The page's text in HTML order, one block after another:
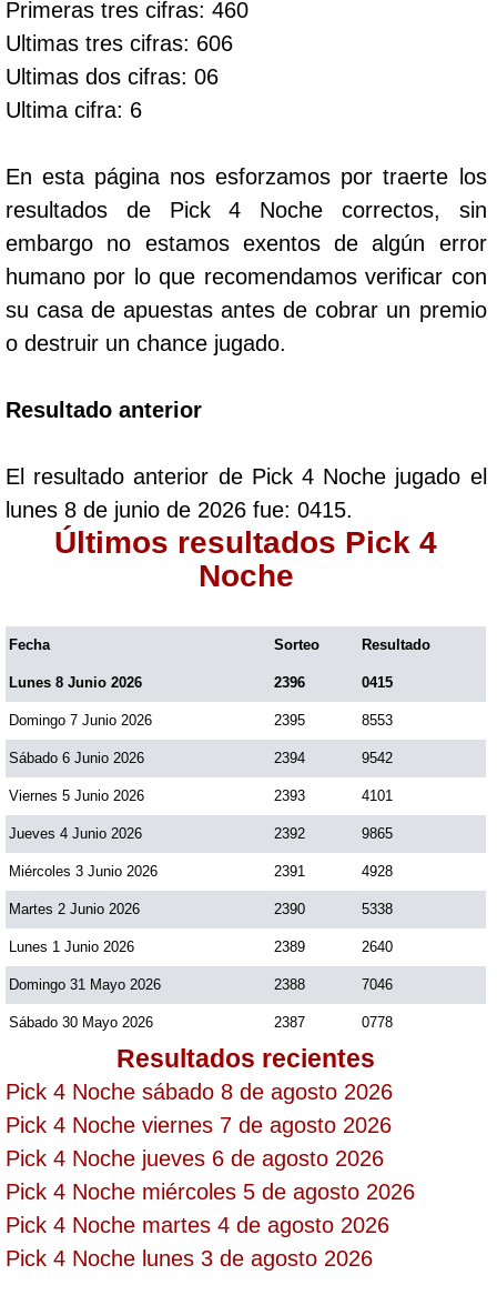
Dorado Mañana
Dorado Tarde
Dorado Noche
Fantástica Día
Fantástica Noche
Paisita Día
Paisita Noche
Pick 3 Día
Pick 3 Noche
Pick 4 Día
Pick 4 Noche
Pijao de Oro
Saman de la suerte
Sinuano Día
Sinuano Noche
Super Chontico Noche
Primeras tres cifras: 460
Ultimas tres cifras: 606
Ultimas dos cifras: 06
Ultima cifra: 6
En esta página nos esforzamos por traerte los
resultados de Pick 4 Noche correctos, sin
embargo no estamos exentos de algún error
humano por lo que recomendamos verificar con
su casa de apuestas antes de cobrar un premio
o destruir un chance jugado.
Resultado anterior
El resultado anterior de Pick 4 Noche jugado el
lunes 8 de junio de 2026 fue: 0415.
Últimos resultados Pick 4
Noche
Fecha Sorteo Resultado
Lunes 8 Junio 2026 2396 0415
Domingo 7 Junio 2026 2395 8553
Sábado 6 Junio 2026 2394 9542
Viernes 5 Junio 2026 2393 4101
Jueves 4 Junio 2026 2392 9865
Miércoles 3 Junio 2026 2391 4928
Martes 2 Junio 2026 2390 5338
Lunes 1 Junio 2026 2389 2640
Domingo 31 Mayo 2026 2388 7046
Sábado 30 Mayo 2026 2387 0778
Resultados recientes
Pick 4 Noche sábado 8 de agosto 2026
Pick 4 Noche viernes 7 de agosto 2026
Pick 4 Noche jueves 6 de agosto 2026
Pick 4 Noche miércoles 5 de agosto 2026
Pick 4 Noche martes 4 de agosto 2026
Pick 4 Noche lunes 3 de agosto 2026